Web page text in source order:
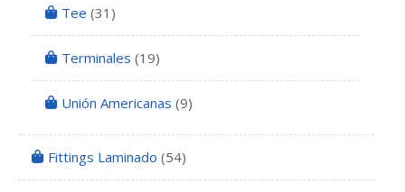
Tee (31)
Terminales (19)
Unión Americanas (9)
Fittings Laminado (54)